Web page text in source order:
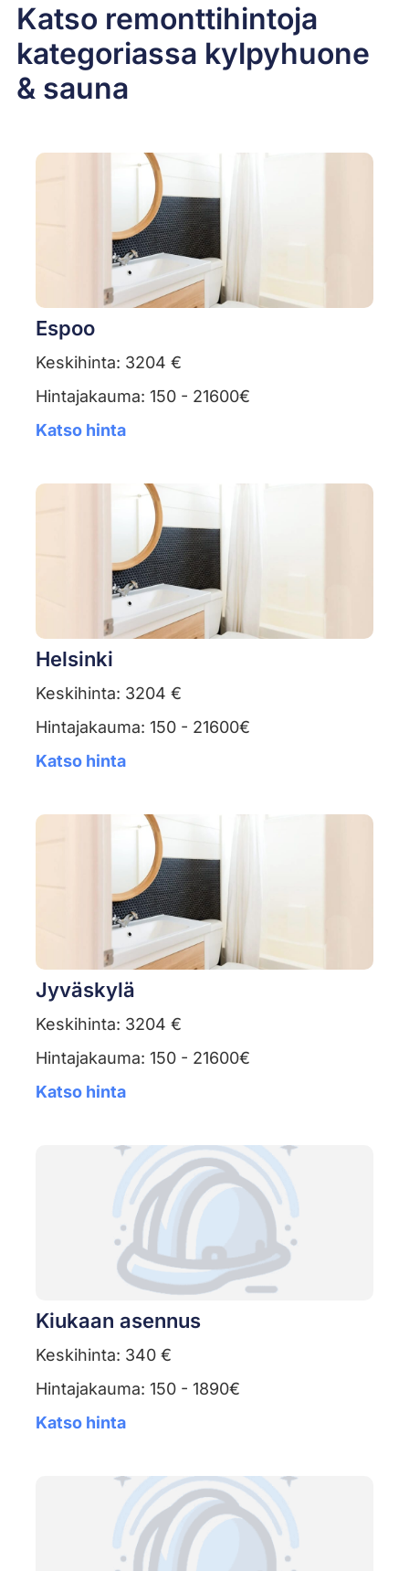
Katso remonttihintoja
kategoriassa kylpyhuone
& sauna
Espoo
Keskihinta: 3204 €
Hintajakauma: 150 - 21600€
Katso hinta
Helsinki
Keskihinta: 3204 €
Hintajakauma: 150 - 21600€
Katso hinta
Jyväskylä
Keskihinta: 3204 €
Hintajakauma: 150 - 21600€
Katso hinta
Kiukaan asennus
Keskihinta: 340 €
Hintajakauma: 150 - 1890€
Katso hinta